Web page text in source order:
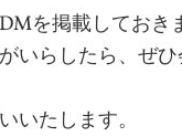
を掲載しておき
いらしたら、ぜ
いたします。